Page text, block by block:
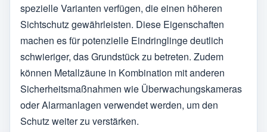
spezielle Varianten verfügen, die einen höheren
Sichtschutz gewährleisten. Diese Eigenschaften
machen es für potenzielle Eindringlinge deutlich
schwieriger, das Grundstück zu betreten. Zudem
können Metallzäune in Kombination mit anderen
Sicherheitsmaßnahmen wie Überwachungskameras
oder Alarmanlagen verwendet werden, um den
Schutz weiter zu verstärken.